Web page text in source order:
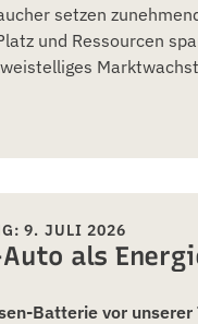
setzen
und Ressourcen
9. JULI 2026
als
Batterie vor unserer